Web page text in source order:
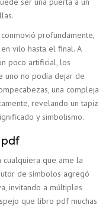
profundamente,
vilo hasta el final. A
poco artificial, los
uno no podía dejar de
una compleja
revelando un tapiz
y simbolismo.
que ame la
de símbolos agregó
invitando a múltiples
que libro pdf muchas